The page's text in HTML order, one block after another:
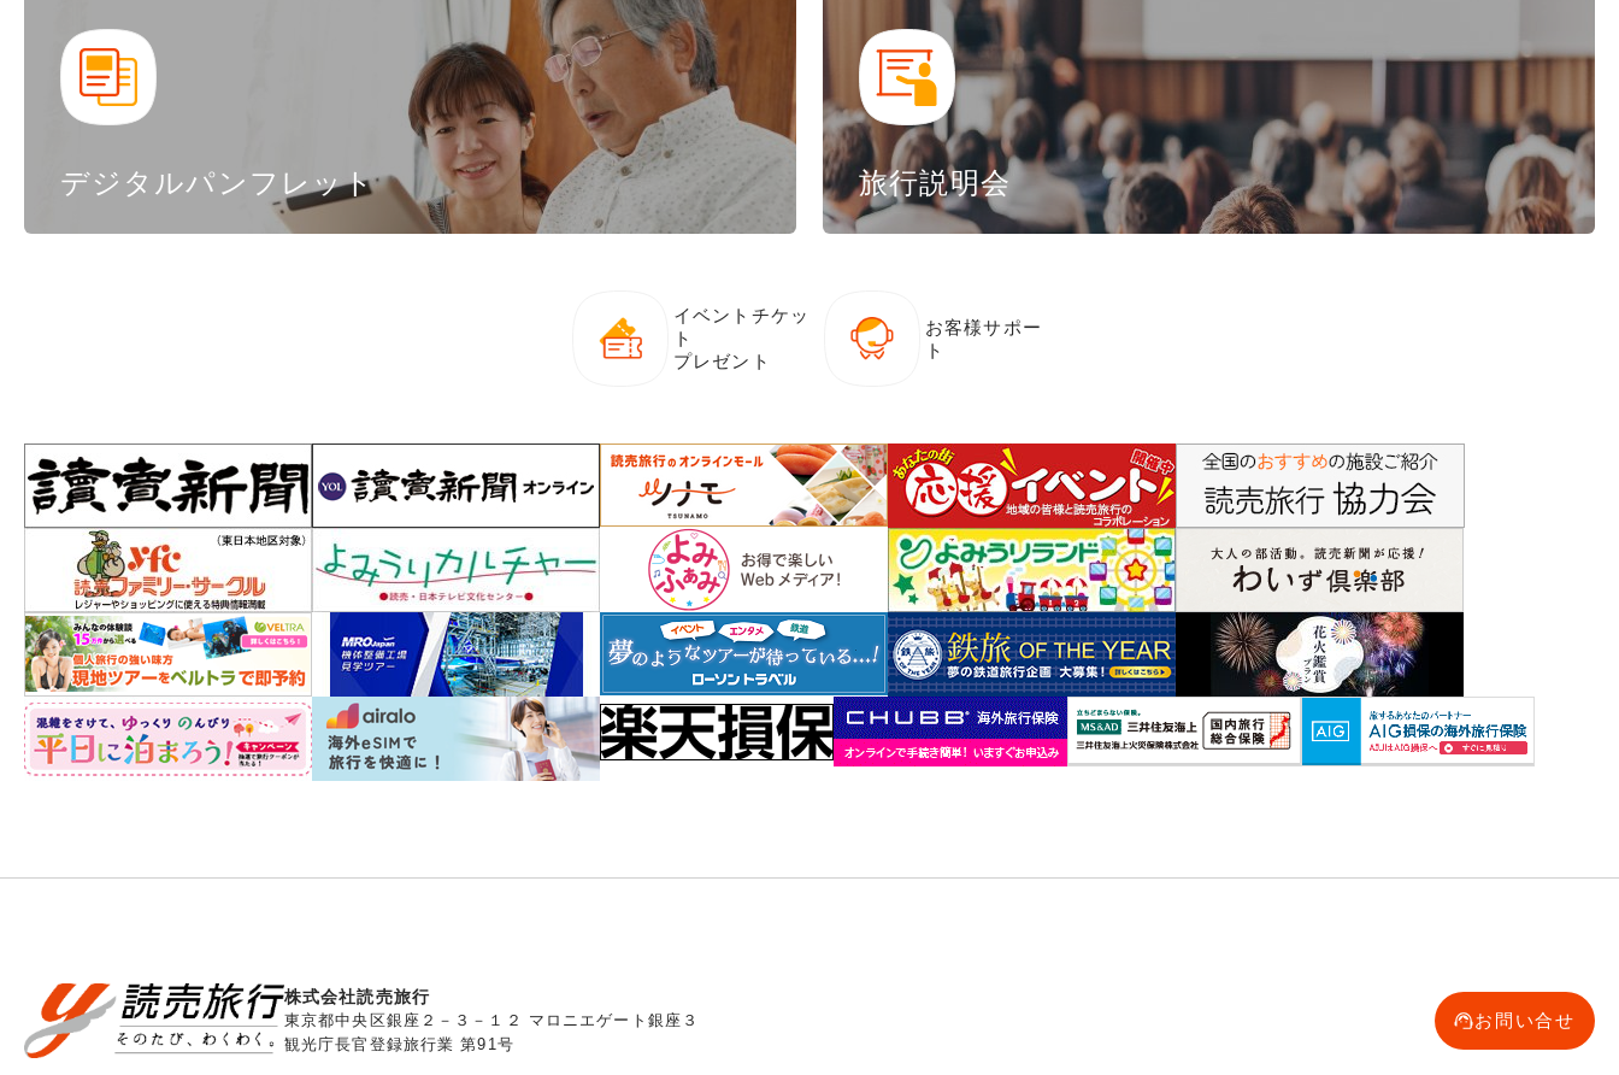
デジタルパンフレット 旅行説明会
イベントチケッ
ト
プレゼント
お客様サポー
ト
株式会社読売旅行
東京都中央区銀座２－３－１２ マロニエゲート銀座３
観光庁長官登録旅行業 第91号
お問い合せ